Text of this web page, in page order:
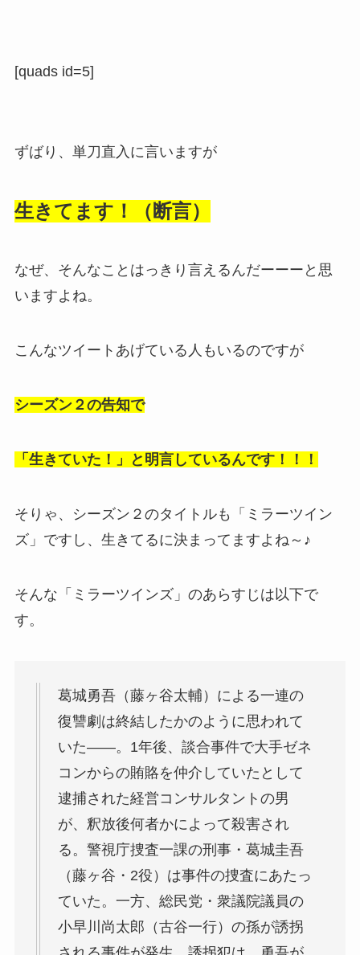
[quads id=5]
ずばり、単刀直入に言いますが
生きてます！（断言）
なぜ、そんなことはっきり言えるんだーーーと思
いますよね。
こんなツイートあげている人もいるのですが
シーズン２の告知で
「生きていた！」と明言しているんです！！！
そりゃ、シーズン２のタイトルも「ミラーツイン
ズ」ですし、生きてるに決まってますよね～♪
そんな「ミラーツインズ」のあらすじは以下で
す。
葛城勇吾（藤ヶ谷太輔）による一連の
復讐劇は終結したかのように思われて
いた——。1年後、談合事件で大手ゼネ
コンからの賄賂を仲介していたとして
逮捕された経営コンサルタントの男
が、釈放後何者かによって殺害され
る。警視庁捜査一課の刑事・葛城圭吾
（藤ヶ谷・2役）は事件の捜査にあたっ
ていた。一方、総民党・衆議院議員の
小早川尚太郎（古谷一行）の孫が誘拐